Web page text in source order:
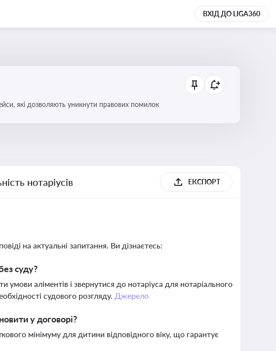
ВХІД ДО LIGA360
які дозволяють уникнути правових помилок
нотаріусів ЕКСПОРТ
на актуальні запитання. Ви дізнаєтесь:
суду?
аліментів і звернутися до нотаріуса для нотаріального
судового розгляду. Джерело
у договорі?
мінімуму для дитини відповідного віку, що гарантує